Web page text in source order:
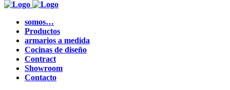
somos…
Productos
armarios a medida
Cocinas de diseño
Contract
Showroom
Contacto